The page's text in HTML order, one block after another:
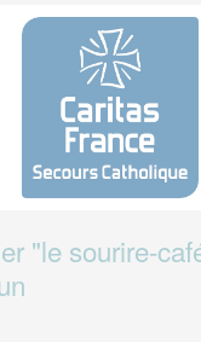
"le sourire-